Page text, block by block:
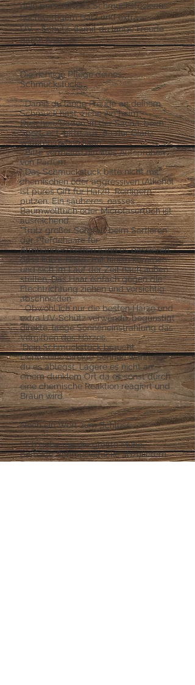
dein persönliches Schmuckstück aus
hochwertigem Harz und extra
UV - Schutz, damit du lange Freude
daran hast.
Die richtige Pflege deines
Schmuckstücks:
° Damit du lange Freude an deinem
Schmuck hast, ziehe ihn beim
Duschen/Baden, in der Sauna, beim
Sport, ect. bitte aus, da der Glanz
verloren gehen kann.
° Bitte vermeide direktes Aufsprühen
von Parfüm.
° Das Schmuckstück bitte nicht mit
chemischen oder aggressiven (Alkohol
ist pures Gift für Harz!) Reinigern
putzen. Ein sauberes, nasses
Baumwolltuch oder Microfasertuch ist
ausreichend.
°Trotz großer Sorgfalt beim Sortieren
der Pferdehaare für
Armbänder/Ketten kann es passieren,
dass kurze Haare mit hinein kommen
und sich im Lauf der Zeit nach außen
stellen. Das Haar einfach gegen die
Flechtrichtung ziehen und vorsichtig
abschneiden.
° Obwohl ich nur die besten Harze und
extra UV-Schutz verwende, begünstigt
direkte, lange Sonneneinstrahlung das
Vergilben des Harzes.
°Dein Schmuckstück braucht
Licht(Keine direkte Sonne!) während
du es ablegst. Lagere es nicht an
einem dunklem Ort da es sonst durch
eine chemische Reaktion reagiert und
Braun wird.
Noch ein Wort zum Schluss:
° Ich gebe mir die größte Mühe,
perfekte Schmuckstücke abzuliefern.
Dennoch kann es immer wieder zu